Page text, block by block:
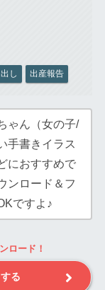
し 出産報告
ゃん（女の子/
手書きイラス
におすすめで
ンロード＆フ
ですよ♪
ロード！
る